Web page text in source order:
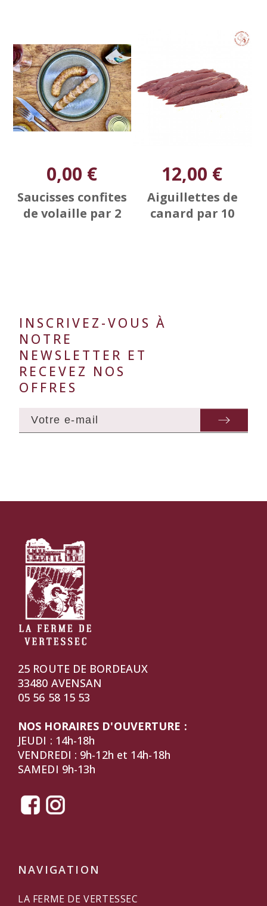
0,00 €
Saucisses confites
de volaille par 2
12,00 €
Aiguillettes de
canard par 10
INSCRIVEZ-VOUS À
NOTRE
NEWSLETTER ET
RECEVEZ NOS
OFFRES
25 ROUTE DE BORDEAUX
33480 AVENSAN
05 56 58 15 53
NOS HORAIRES D'OUVERTURE :
JEUDI : 14h-18h
VENDREDI : 9h-12h et 14h-18h
SAMEDI 9h-13h
NAVIGATION
LA FERME DE VERTESSEC